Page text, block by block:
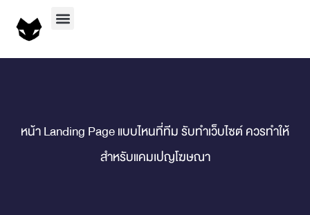
หน้า Landing Page แบบไหนที่ทีม รับทำเว็บไซต์ ควรทำให้
สำหรับแคมเปญโฆษณา